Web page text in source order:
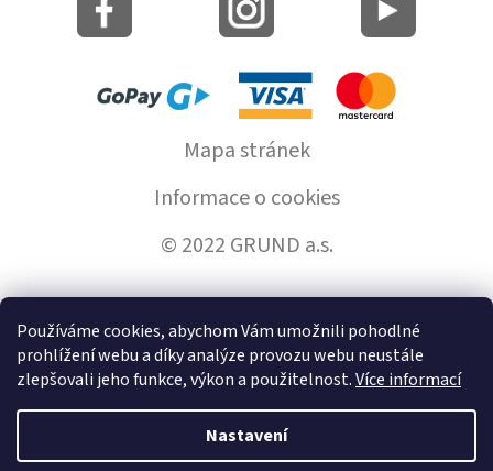
Používáme cookies, abychom Vám umožnili pohodlné
prohlížení webu a díky analýze provozu webu neustále
zlepšovali jeho funkce, výkon a použitelnost.Více informací
Nastavení
Mapa stránek
Informace o cookies
© 2022 GRUND a.s.
Vytvořil Shoptet